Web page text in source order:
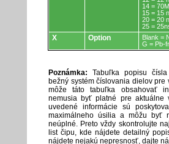
14 =
15 = 15
20 = 20
25 =
X Option
Blank =
G = Pb-
Poznámka: Tabuľka popisu
bežný systém číslovania dielov pre
môže táto tabuľka obsahovať
nemusia byť platné pre aktuálne
uvedené informácie sú
maximálneho úsilia a môžu byť
neúplné. Preto vždy skontrolujte
list čipu, kde nájdete detailný
nájdete nejakú nepresnosť, dajte